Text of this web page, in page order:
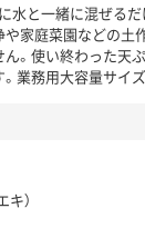
水と一緒に混ぜる
や家庭菜園などの土
。使い終わった天
業務用大容量サイズ
キ）